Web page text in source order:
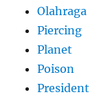
Olahraga
Piercing
Planet
Poison
President